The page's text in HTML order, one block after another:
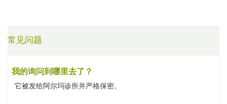
常见问题
我的询问到哪里去了？
它被发给阿尔玛诊所并严格保密。